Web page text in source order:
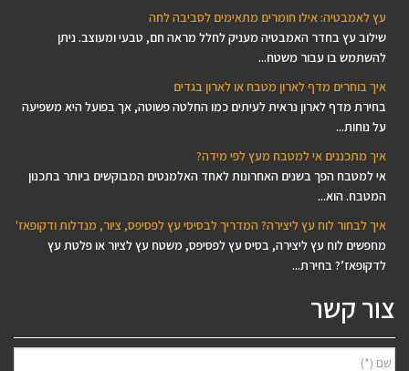
עץ לאמבטיה: אילו חומרים מתאימים לסביבה לחה
שילוב עץ בחדר האמבטיה מעניק לחלל מראה חם, טבעי ומעוצב. ניתן
להשתמש בו עבור משטח...
איך בוחרים מדף לארון מטבח או לארון בגדים
בחירת מדף לארון נראית לעיתים כמו החלטה פשוטה, אך בפועל היא משפיעה
על נוחות...
איך מתכננים אי למטבח מעץ לפי מידה?
אי למטבח הפך בשנים האחרונות לאחד האלמנטים המבוקשים ביותר בתכנון
המטבח. הוא...
איך לבחור לוח עץ ליצירה? המדריך לבסיסי עץ לפסיפס, ציור, מנדלות ודקופאז'
מחפשים לוח עץ ליצירה, בסיס עץ לפסיפס, משטח עץ לציור או פלטת עץ
לדקופאז’? בחירת...
צור קשר